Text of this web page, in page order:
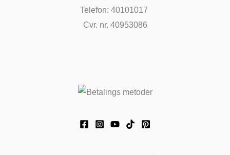
Telefon: 40101017
Cvr. nr. 40953086